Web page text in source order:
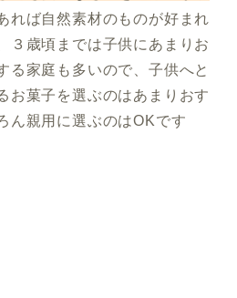
れば自然素材のものが好まれ
３歳頃までは子供にあまりお
る家庭も多いので、子供へと
お菓子を選ぶのはあまりおす
ん親用に選ぶのはOKです